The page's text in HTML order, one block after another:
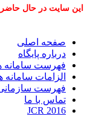
این سایت در حال حاضر
صفحه اصلی
درباره پایگاه
فهرست سامانه ها
الزامات سامانه ها
فهرست سازمانی
تماس با ما
JCR 2016